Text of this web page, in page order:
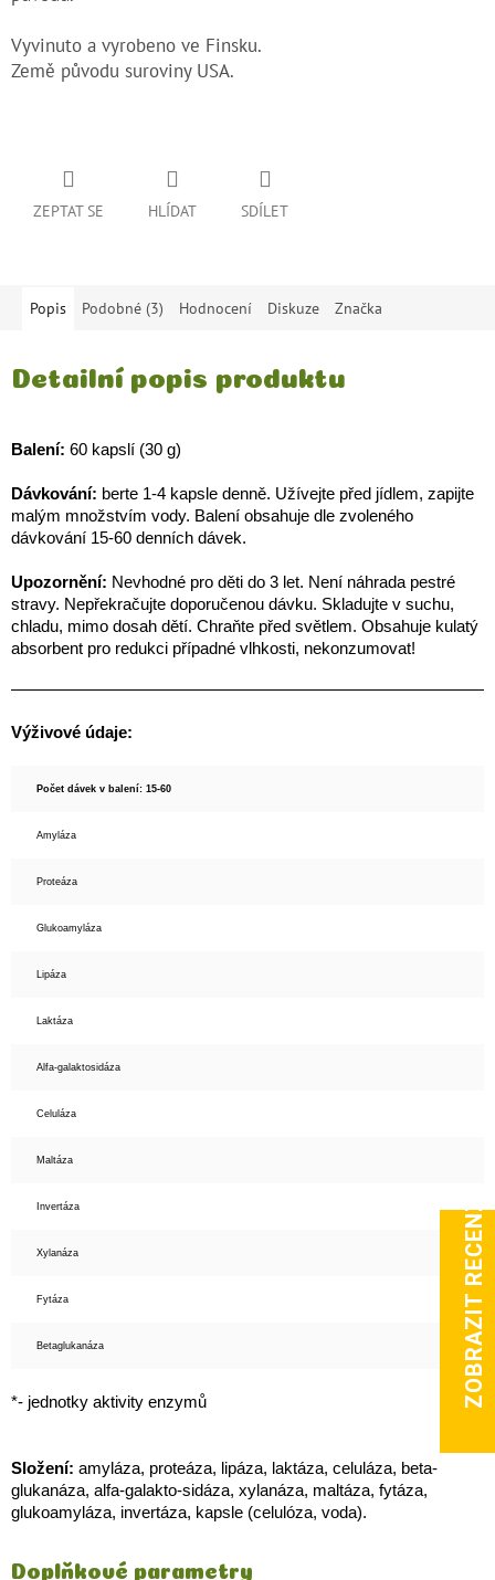
Vyvinuto a vyrobeno ve Finsku.
Země původu suroviny USA.
ZEPTAT SE HLÍDAT SDÍLET
Popis Podobné (3) Hodnocení Diskuze Značka
Detailní popis produktu
Balení: 60 kapslí (30 g)
Dávkování: berte 1-4 kapsle denně. Užívejte před jídlem, zapijte
malým množstvím vody. Balení obsahuje dle zvoleného
dávkování 15-60 denních dávek.
Upozornění: Nevhodné pro děti do 3 let. Není náhrada pestré
stravy. Nepřekračujte doporučenou dávku. Skladujte v suchu,
chladu, mimo dosah dětí. Chraňte před světlem. Obsahuje kulatý
absorbent pro redukci případné vlhkosti, nekonzumovat!
Výživové údaje:
Počet dávek v balení: 15-60
Amyláza
Proteáza
Glukoamyláza
Lipáza
Laktáza
Alfa-galaktosidáza
Celuláza
Maltáza
Invertáza
Xylanáza
Fytáza
Betaglukanáza
*- jednotky aktivity enzymů
Složení: amyláza, proteáza, lipáza, laktáza, celuláza, beta-
glukanáza, alfa-galakto-sidáza, xylanáza, maltáza, fytáza,
glukoamyláza, invertáza, kapsle (celulóza, voda).
Doplňkové parametry
ZOBRAZIT RECENZE